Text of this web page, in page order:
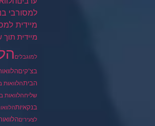
למסורבי
מיידית
מיידית
למוגבלים
בצ'קים
הבית
שליחהלוואות
בנקאיות
לצעירים